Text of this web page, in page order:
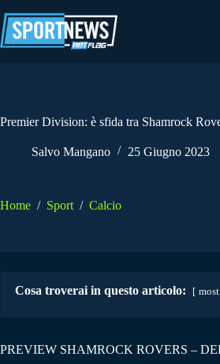
al
contenuto
Premier Division: è sfida tra Shamrock
Salvo Mangano 25 Giugno 2023
Home / Sport / Calcio
Cosa troverai in questo articolo:
PREVIEW SHAMROCK ROVERS –